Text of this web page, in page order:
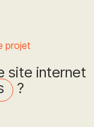
projet
site internet
?